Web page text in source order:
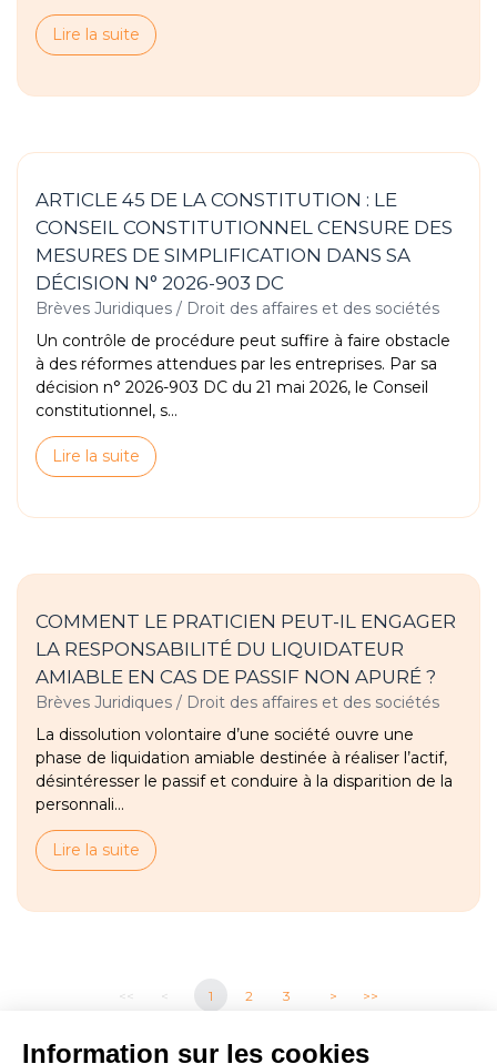
Lire la suite
ARTICLE 45 DE LA CONSTITUTION : LE
CONSEIL CONSTITUTIONNEL CENSURE DES
MESURES DE SIMPLIFICATION DANS SA
DÉCISION N° 2026-903 DC
Brèves Juridiques / Droit des affaires et des sociétés
Un contrôle de procédure peut suffire à faire obstacle
à des réformes attendues par les entreprises. Par sa
décision n° 2026-903 DC du 21 mai 2026, le Conseil
constitutionnel, s...
Lire la suite
COMMENT LE PRATICIEN PEUT-IL ENGAGER
LA RESPONSABILITÉ DU LIQUIDATEUR
AMIABLE EN CAS DE PASSIF NON APURÉ ?
Brèves Juridiques / Droit des affaires et des sociétés
La dissolution volontaire d’une société ouvre une
phase de liquidation amiable destinée à réaliser l’actif,
désintéresser le passif et conduire à la disparition de la
personnali...
Lire la suite
<< < 1 2 3 > >>